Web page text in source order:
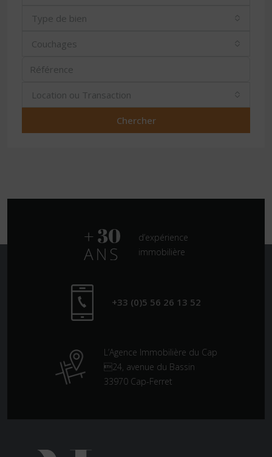
Type de bien
Couchages
Location ou Transaction
Chercher
d’expérience
immobilière
+33 (0)5 56 26 13 52
L’Agence Immobilière du Cap
24, avenue du Bassin
33970 Cap-Ferret